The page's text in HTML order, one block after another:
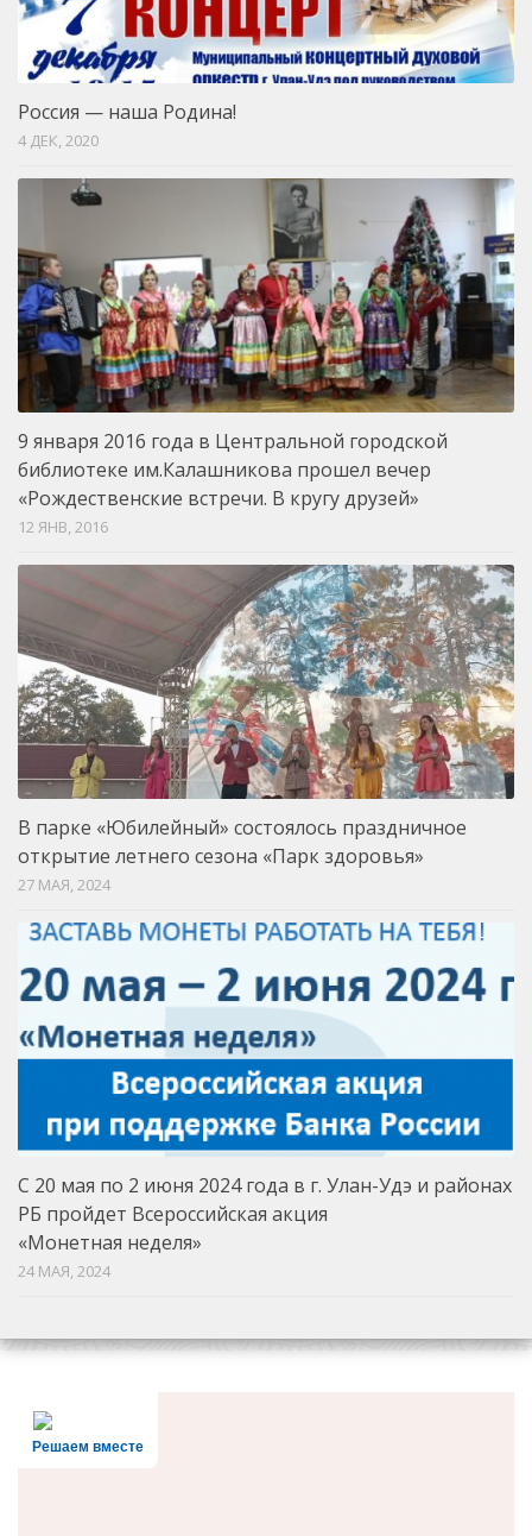
Россия — наша Родина!
4 ДЕК, 2020
9 января 2016 года в Центральной городской
библиотеке им.Калашникова прошел вечер
«Рождественские встречи. В кругу друзей»
12 ЯНВ, 2016
В парке «Юбилейный» состоялось праздничное
открытие летнего сезона «Парк здоровья»
27 МАЯ, 2024
C 20 мая по 2 июня 2024 года в г. Улан-Удэ и районах
РБ пройдет Всероссийская акция
«Монетная неделя»
24 МАЯ, 2024
Решаем вместе